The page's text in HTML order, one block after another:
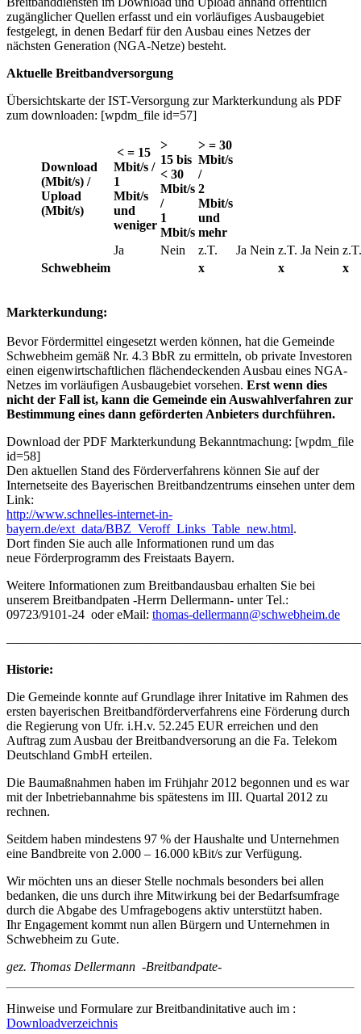
zugänglicher Quellen erfasst und ein vorläufiges Ausbaugebiet
festgelegt, in denen Bedarf für den Ausbau eines Netzes der
nächsten Generation (NGA-Netze) besteht.
Aktuelle Breitbandversorgung
Übersichtskarte der IST-Versorgung zur Markterkundung als PDF
zum downloaden: [wpdm_file id=57]
Download
(Mbit/s) /
Upload
(Mbit/s)
< = 15
Mbit/s /
1
Mbit/s
und
weniger
>
15 bis
< 30
Mbit/s
/
1
Mbit/s
> = 30
Mbit/s
/
2
Mbit/s
und
mehr
Ja
Nein z.T. Ja Nein z.T. Ja Nein z.T.
Schwebheim
x x x
Markterkundung:
Bevor Fördermittel eingesetzt werden können, hat die Gemeinde
Schwebheim gemäß Nr. 4.3 BbR zu ermitteln, ob private Investoren
einen eigenwirtschaftlichen flächendeckenden Ausbau eines NGA-
Netzes im vorläufigen Ausbaugebiet vorsehen. Erst wenn dies
nicht der Fall ist, kann die Gemeinde ein Auswahlverfahren zur
Bestimmung eines dann geförderten Anbieters durchführen.
Download der PDF Markterkundung Bekanntmachung: [wpdm_file
id=58]
Den aktuellen Stand des Förderverfahrens können Sie auf der
Internetseite des Bayerischen Breitbandzentrums einsehen unter dem
Link:
http://www.schnelles-internet-in-
bayern.de/ext_data/BBZ_Veroff_Links_Table_new.html.
Dort finden Sie auch alle Informationen rund um das
neue Förderprogramm des Freistaats Bayern.
Weitere Informationen zum Breitbandausbau erhalten Sie bei
unserem Breitbandpaten -Herrn Dellermann- unter Tel.:
09723/9101-24 oder eMail: thomas-dellermann@schwebheim.de
Historie:
Die Gemeinde konnte auf Grundlage ihrer Initative im Rahmen des
ersten bayerischen Breitbandförderverfahrens eine Förderung durch
die Regierung von Ufr. i.H.v. 52.245 EUR erreichen und den
Auftrag zum Ausbau der Breitbandversorung an die Fa. Telekom
Deutschland GmbH erteilen.
Die Baumaßnahmen haben im Frühjahr 2012 begonnen und es war
mit der Inbetriebannahme bis spätestens im III. Quartal 2012 zu
rechnen.
Seitdem haben mindestens 97 % der Haushalte und Unternehmen
eine Bandbreite von 2.000 – 16.000 kBit/s zur Verfügung.
Wir möchten uns an dieser Stelle nochmals besonders bei allen
bedanken, die uns durch ihre Mitwirkung bei der Bedarfsumfrage
durch die Abgabe des Umfragebogens aktiv unterstützt haben.
Ihr Engagement kommt nun allen Bürgern und Unternehmen in
Schwebheim zu Gute.
gez. Thomas Dellermann -Breitbandpate-
Hinweise und Formulare zur Breitbandinitative auch im :
Downloadverzeichnis